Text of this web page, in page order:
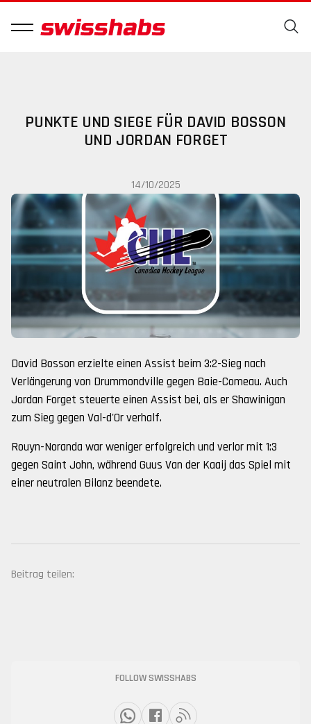
PUNKTE UND SIEGE FÜR DAVID BOSSON
UND JORDAN FORGET
14/10/2025
David Bosson erzielte einen Assist beim 3:2-Sieg nach
Verlängerung von Drummondville gegen Baie-Comeau. Auch
Jordan Forget steuerte einen Assist bei, als er Shawinigan
zum Sieg gegen Val-d'Or verhalf.
Rouyn-Noranda war weniger erfolgreich und verlor mit 1:3
gegen Saint John, während Guus Van der Kaaij das Spiel mit
einer neutralen Bilanz beendete.
Beitrag teilen:
FOLLOW SWISSHABS